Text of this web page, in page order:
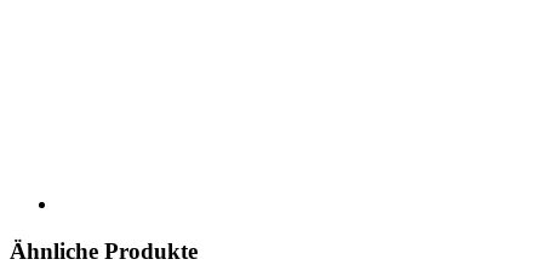
Ähnliche Produkte